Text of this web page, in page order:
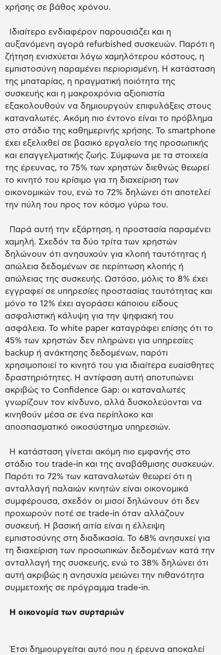
χρήσης σε βάθος χρόνου.
Ιδιαίτερο ενδιαφέρον παρουσιάζει και η
αυξανόμενη αγορά refurbished συσκευών. Παρότι η
ζήτηση ενισχύεται λόγω χαμηλότερου κόστους, η
εμπιστοσύνη παραμένει περιορισμένη. Η κατάσταση
της μπαταρίας, η πραγματική ποιότητα της
συσκευής και η μακροχρόνια αξιοπιστία
εξακολουθούν να δημιουργούν επιφυλάξεις στους
καταναλωτές. Ακόμη πιο έντονο είναι το πρόβλημα
στο στάδιο της καθημερινής χρήσης. Το smartphone
έχει εξελιχθεί σε βασικό εργαλείο της προσωπικής
και επαγγελματικής ζωής. Σύμφωνα με τα στοιχεία
της έρευνας, το 75% των χρηστών διεθνώς θεωρεί
το κινητό του κρίσιμο για τη διαχείριση των
οικονομικών του, ενώ το 72% δηλώνει ότι αποτελεί
την πύλη του προς τον κόσμο γύρω του.
Παρά αυτή την εξάρτηση, η προστασία παραμένει
χαμηλή. Σχεδόν τα δύο τρίτα των χρηστών
δηλώνουν ότι ανησυχούν για κλοπή ταυτότητας ή
απώλεια δεδομένων σε περίπτωση κλοπής ή
απώλειας της συσκευής. Ωστόσο, μόλις το 8% έχει
εγγραφεί σε υπηρεσίες προστασίας ταυτότητας και
μόνο το 12% έχει αγοράσει κάποιου είδους
ασφαλιστική κάλυψη για την ψηφιακή του
ασφάλεια. Το white paper καταγράφει επίσης ότι το
45% των χρηστών δεν πληρώνει για υπηρεσίες
backup ή ανάκτησης δεδομένων, παρότι
χρησιμοποιεί το κινητό του για ιδιαίτερα ευαίσθητες
δραστηριότητες. Η αντίφαση αυτή αποτυπώνει
ακριβώς το Confidence Gap: οι καταναλωτές
γνωρίζουν τον κίνδυνο, αλλά δυσκολεύονται να
κινηθούν μέσα σε ένα περίπλοκο και
αποσπασματικό οικοσύστημα υπηρεσιών.
Η κατάσταση γίνεται ακόμη πιο εμφανής στο
στάδιο του trade-in και της αναβάθμισης συσκευών.
Παρότι το 72% των καταναλωτών θεωρεί ότι η
ανταλλαγή παλαιών κινητών είναι οικονομικά
συμφέρουσα, σχεδόν οι μισοί δηλώνουν ότι δεν
προχωρούν ποτέ σε trade-in όταν αλλάζουν
συσκευή. Η βασική αιτία είναι η έλλειψη
εμπιστοσύνης στη διαδικασία. Το 68% ανησυχεί για
τη διαχείριση των προσωπικών δεδομένων κατά την
ανταλλαγή της συσκευής, ενώ το 38% δηλώνει ότι
αυτή ακριβώς η ανησυχία μειώνει την πιθανότητα
συμμετοχής σε πρόγραμμα trade-in.
Η οικονομία των συρταριών
Έτσι δημιουργείται αυτό που η έρευνα αποκαλεί